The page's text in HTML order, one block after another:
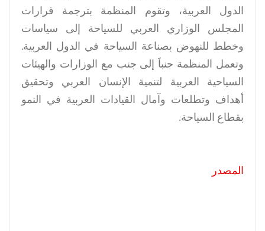
الدول العربية، وتقوم المنظمة بترجمة قرارات
المجلس الوزاري العربي للسياحة إلى سياسات
وخطط للنهوض بصناعة السياحة في الدول العربية.
وتعمل المنظمة جنباَ إلى جنب مع الوزارات والهيئات
السياحية العربية لتنمية الإنسان العربي وتحقيق
أهداف وتطلعات وآمال القيادات العربية في النمو
بقطاع السياحة.
المصدر